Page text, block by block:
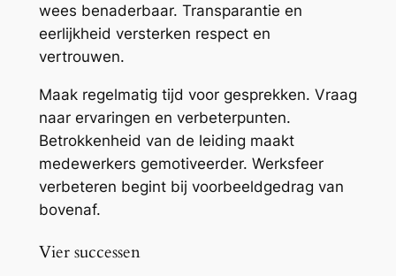
wees benaderbaar. Transparantie en
eerlijkheid versterken respect en
vertrouwen.
Maak regelmatig tijd voor gesprekken. Vraag
naar ervaringen en verbeterpunten.
Betrokkenheid van de leiding maakt
medewerkers gemotiveerder. Werksfeer
verbeteren begint bij voorbeeldgedrag van
bovenaf.
Vier successen